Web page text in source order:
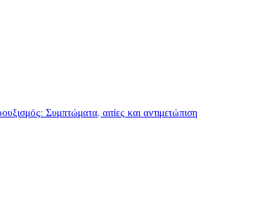
Συμπτώματα, αιτίες και αντιμετώπιση